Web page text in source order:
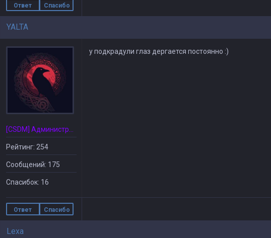
Ответ Спасибо
YALTA
Рейтинг: 254
Сообщений: 175
Спасибок: 16
у подкрадули глаз дергается постоянно :)
Ответ Спасибо
Lexa